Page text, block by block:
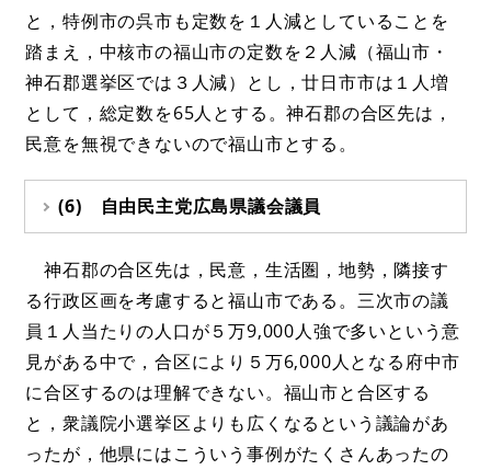
と，特例市の呉市も定数を１人減としていることを
踏まえ，中核市の福山市の定数を２人減（福山市・
神石郡選挙区では３人減）とし，廿日市市は１人増
として，総定数を65人とする。神石郡の合区先は，
民意を無視できないので福山市とする。
(6) 自由民主党広島県議会議員
神石郡の合区先は，民意，生活圏，地勢，隣接す
る行政区画を考慮すると福山市である。三次市の議
員１人当たりの人口が５万9,000人強で多いという意
見がある中で，合区により５万6,000人となる府中市
に合区するのは理解できない。福山市と合区する
と，衆議院小選挙区よりも広くなるという議論があ
ったが，他県にはこういう事例がたくさんあったの